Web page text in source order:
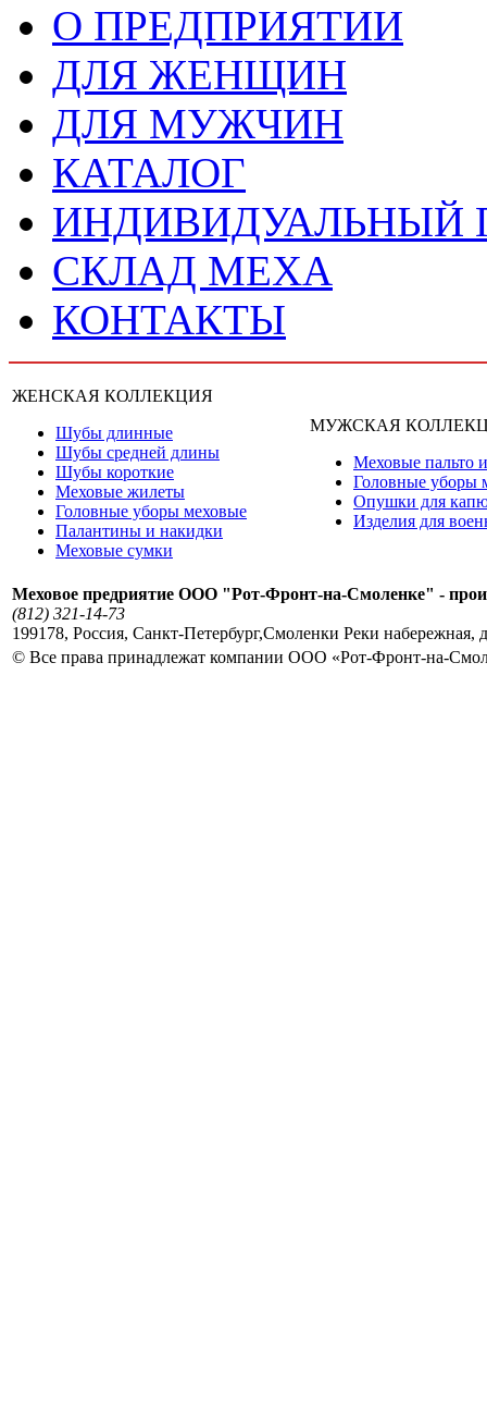
О ПРЕДПРИЯТИИ
ДЛЯ ЖЕНЩИН
ДЛЯ МУЖЧИН
КАТАЛОГ
ИНДИВИДУАЛЬНЫЙ
СКЛАД МЕХА
КОНТАКТЫ
ЖЕНСКАЯ КОЛЛЕКЦИЯ
Шубы длинные
Шубы средней длины
Шубы короткие
Меховые жилеты
Головные уборы меховые
Палантины и накидки
Меховые сумки
МУЖСКАЯ
Меховые пальто
Головные уборы
Опушки для
Изделия для
Меховое предриятие ООО "Рот-Фронт-на-Смоленке" -
(812) 321-14-73
199178, Россия, Санкт-Петербург,Смоленки Реки набережная,
© Все права принадлежат компании ООО «Рот-Фронт-на-